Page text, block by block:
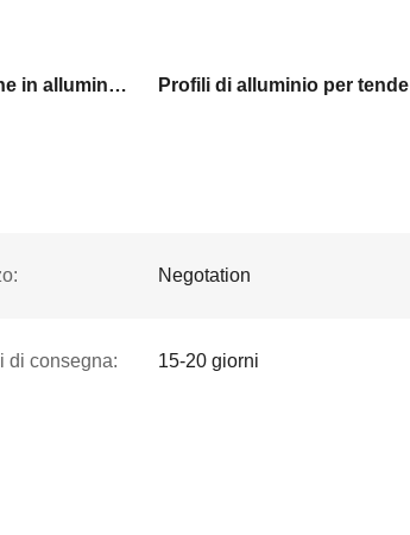
materiali da costruzione in alluminio personalizzati Profili di alluminio per tende
Negotation
di consegna: 15-20 giorni